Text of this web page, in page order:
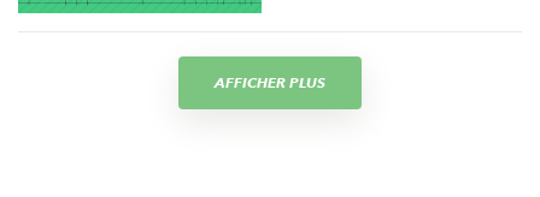
AFFICHER PLUS